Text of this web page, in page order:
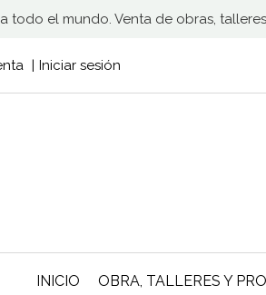
todo el mundo. Venta de obras,
Iniciar sesión
INICIO OBRA, TALLERES Y